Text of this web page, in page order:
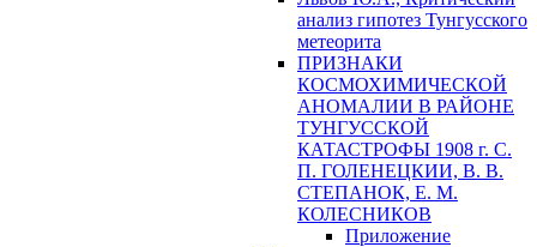
анализ гипотез Тунгусского
метеорита
ПРИЗНАКИ
КОСМОХИМИЧЕСКОЙ
АНОМАЛИИ В РАЙОНЕ
ТУНГУССКОЙ
КАТАСТРОФЫ 1908 г. С.
П. ГОЛЕНЕЦКИИ, В. В.
СТЕПАНОК, Е. М.
КОЛЕСНИКОВ
Приложение